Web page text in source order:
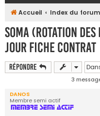
Accueil Index du forum
Soma (rotation des
jour fiche contrat
Répondre
3
DANOS
Membre semi actif